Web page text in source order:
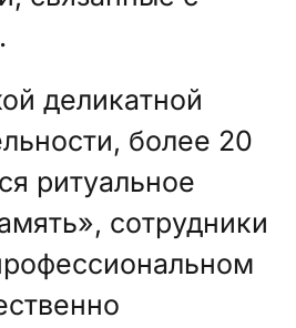
деликатной
более 20
ритуальное
сотрудники